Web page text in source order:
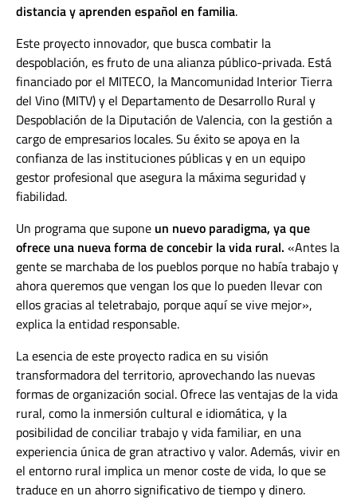
distancia y aprenden español en familia.
Este proyecto innovador, que busca combatir la
despoblación, es fruto de una alianza público-privada. Está
financiado por el MITECO, la Mancomunidad Interior Tierra
del Vino (MITV) y el Departamento de Desarrollo Rural y
Despoblación de la Diputación de Valencia, con la gestión a
cargo de empresarios locales. Su éxito se apoya en la
confianza de las instituciones públicas y en un equipo
gestor profesional que asegura la máxima seguridad y
fiabilidad.
Un programa que supone un nuevo paradigma, ya que
ofrece una nueva forma de concebir la vida rural. «Antes la
gente se marchaba de los pueblos porque no había trabajo y
ahora queremos que vengan los que lo pueden llevar con
ellos gracias al teletrabajo, porque aquí se vive mejor»,
explica la entidad responsable.
La esencia de este proyecto radica en su visión
transformadora del territorio, aprovechando las nuevas
formas de organización social. Ofrece las ventajas de la vida
rural, como la inmersión cultural e idiomática, y la
posibilidad de conciliar trabajo y vida familiar, en una
experiencia única de gran atractivo y valor. Además, vivir en
el entorno rural implica un menor coste de vida, lo que se
traduce en un ahorro significativo de tiempo y dinero.